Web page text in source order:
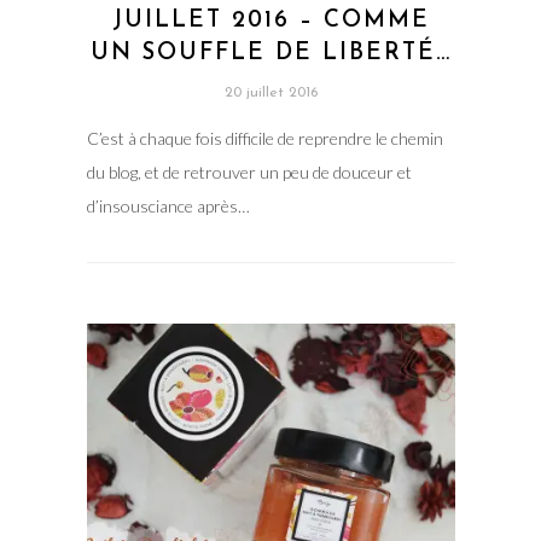
JUILLET 2016 – COMME
UN SOUFFLE DE LIBERTÉ…
20 juillet 2016
C’est à chaque fois difficile de reprendre le chemin
du blog, et de retrouver un peu de douceur et
d’insousciance après…